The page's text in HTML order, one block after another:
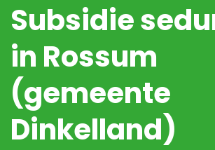
Subsidie
in Rossum
(gemeente
Dinkelland)